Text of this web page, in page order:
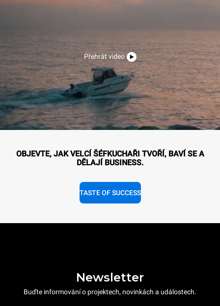
Přehrát video
OBJEVTE, JAK VELCÍ ŠÉFKUCHAŘI TVOŘÍ, BAVÍ SE A
DĚLAJÍ BUSINESS.
TASTE OF SUCCESS
Newsletter
Buďte informování o projektech, novinkách a událostech.